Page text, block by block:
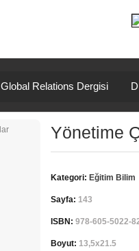
Global Relations Dergisi
Yönetime
Kategori: Eğitim Bilim
Sayfa: 143
ISBN: 978-605-5022-
Boyut: 13,5x21.5